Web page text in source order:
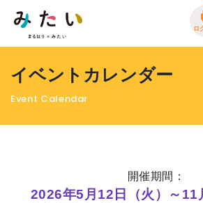
ロ
特集
エリア特集
イベントカレンダー
Event Calendar
開催期間：
2026年5月12日（火）～11